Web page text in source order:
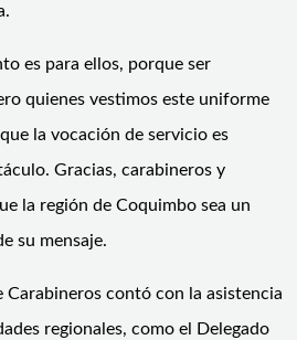
es para ellos, porque ser
quienes vestimos este uniforme
la vocación de servicio es
Gracias, carabineros y
la región de Coquimbo sea un
su mensaje.
Carabineros contó con la asistencia
regionales, como el Delegado